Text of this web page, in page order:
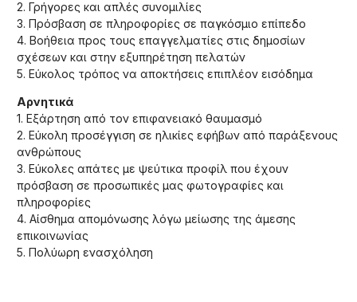
2. Γρήγορες και απλές συνομιλίες
3. Πρόσβαση σε πληροφορίες σε παγκόσμιο επίπεδο
4. Βοήθεια προς τους επαγγελματίες στις δημοσίων
σχέσεων και στην εξυπηρέτηση πελατών
5. Εύκολος τρόπος να αποκτήσεις επιπλέον εισόδημα
Αρνητικά
1. Εξάρτηση από τον επιφανειακό θαυμασμό
2. Εύκολη προσέγγιση σε ηλικίες εφήβων από παράξενους
ανθρώπους
3. Εύκολες απάτες με ψεύτικα προφίλ που έχουν
πρόσβαση σε προσωπικές μας φωτογραφίες και
πληροφορίες
4. Αίσθημα απομόνωσης λόγω μείωσης της άμεσης
επικοινωνίας
5. Πολύωρη ενασχόληση